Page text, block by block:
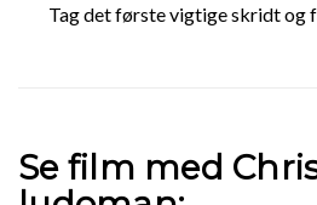
Tag det første vigtige skridt og
Se film med